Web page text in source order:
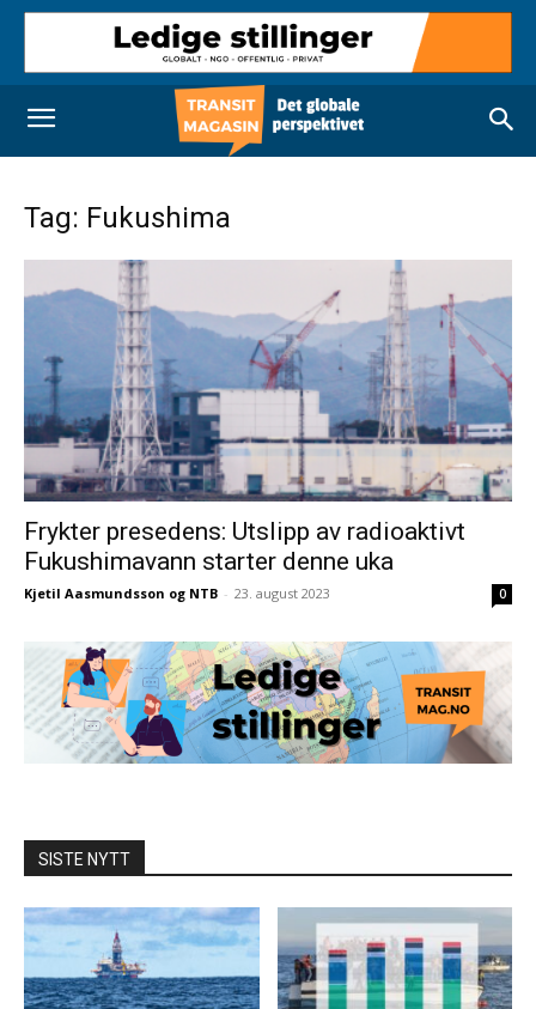
Tag: Fukushima
Frykter presedens: Utslipp av radioaktivt
Fukushimavann starter denne uka
Kjetil Aasmundsson og NTB - 23. august 2023 0
SISTE NYTT